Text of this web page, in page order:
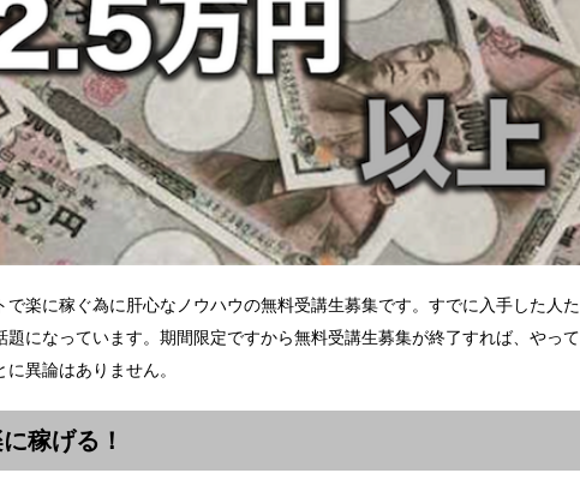
で楽に稼ぐ為に肝心なノウハウの無料受講生募集です。すでに入手した人た
になっています。期間限定ですから無料受講生募集が終了すれば、やって
異論はありません。
稼げる！